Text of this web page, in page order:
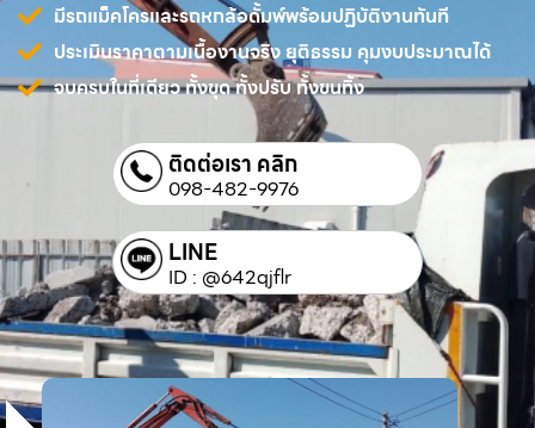
มีรถแม็คโครและรถหกล้อดั้มพ์พร้อมปฏิบัติงานทันที
ประเมินราคาตามเนื้องานจริง ยุติธรรม คุมงบประมาณได้
จบครบในที่เดียว ทั้งขุด ทั้งปรับ ทั้งขนทิ้ง
ติดต่อเรา คลิก
098-482-9976
LINE
ID : @642qjflr